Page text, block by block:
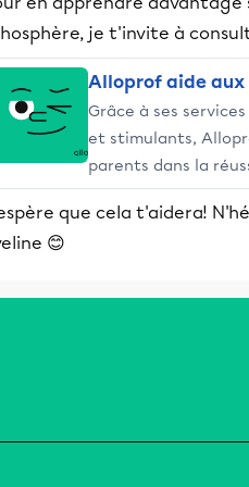
je t'invite à
Alloprof aide aux
Grâce à ses
et stimulants,
parents dans la
que cela t'aidera!
😊